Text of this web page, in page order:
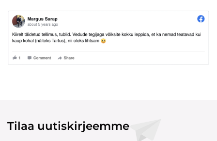
Tilaa uutiskirjeemme